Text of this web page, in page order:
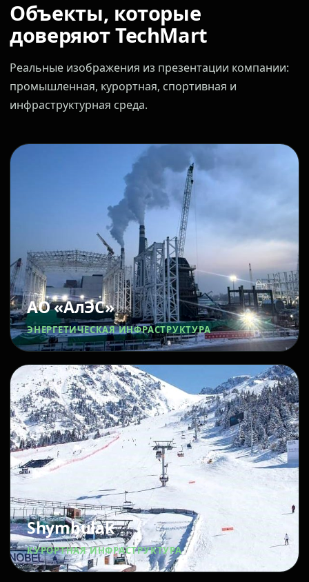
Объекты, которые
доверяют TechMart
Реальные изображения из презентации компании:
промышленная, курортная, спортивная и
инфраструктурная среда.
АО «АлЭС»
ЭНЕРГЕТИЧЕСКАЯ ИНФРАСТРУКТУРА
Shymbulak
КУРОРТНАЯ ИНФРАСТРУКТУРА